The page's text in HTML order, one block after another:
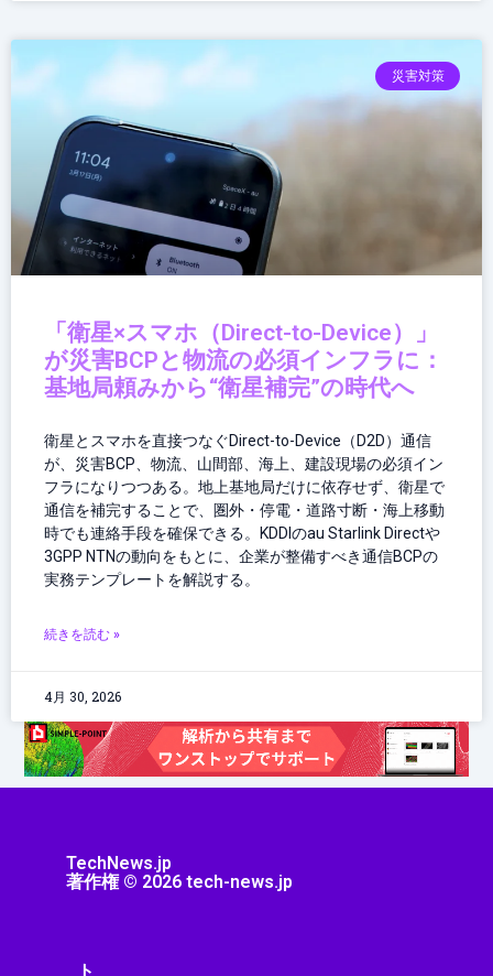
災害対策
「衛星×スマホ（Direct-to-Device）」
が災害BCPと物流の必須インフラに：
基地局頼みから“衛星補完”の時代へ
衛星とスマホを直接つなぐDirect-to-Device（D2D）通信
が、災害BCP、物流、山間部、海上、建設現場の必須イン
フラになりつつある。地上基地局だけに依存せず、衛星で
通信を補完することで、圏外・停電・道路寸断・海上移動
時でも連絡手段を確保できる。KDDIのau Starlink Directや
3GPP NTNの動向をもとに、企業が整備すべき通信BCPの
実務テンプレートを解説する。
続きを読む »
4月 30, 2026
TechNews.jp
著作権 © 2026 tech-news.jp
ト